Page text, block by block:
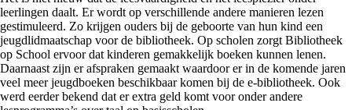
leerlingen daalt. Er wordt op verschillende andere manieren lezen
gestimuleerd. Zo krijgen ouders bij de geboorte van hun kind een
jeugdlidmaatschap voor de bibliotheek. Op scholen zorgt Bibliotheek
op School ervoor dat kinderen gemakkelijk boeken kunnen lenen.
Daarnaast zijn er afspraken gemaakt waardoor er in de komende jaren
veel meer jeugdboeken beschikbaar komen bij de e-bibliotheek. Ook
werd eerder bekend dat er extra geld komt voor onder andere